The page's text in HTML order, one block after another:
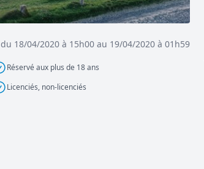
du 18/04/2020 à 15h00 au 19/04/2020 à 01h59
Réservé aux plus de 18 ans
Licenciés, non-licenciés